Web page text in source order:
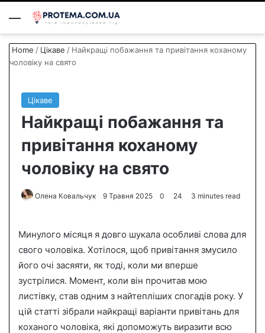
Menu
Home / Цікаве / Найкращі побажання та привітання коханому
чоловіку на свято
Цікаве
Найкращі побажання та
привітання коханому
чоловіку на свято
Олена Ковальчук
d
a
n
e
m
a
i
9 Травня 2025 0 24 3 minutes read
Минулого місяця я довго шукала особливі слова для
свого чоловіка. Хотілося, щоб привітання змусило
його очі засяяти, як тоді, коли ми вперше
зустрілися. Момент, коли він прочитав мою
листівку, став одним з найтепліших спогадів року. У
цій статті зібрали найкращі варіанти привітань для
коханого чоловіка, які допоможуть виразити всю